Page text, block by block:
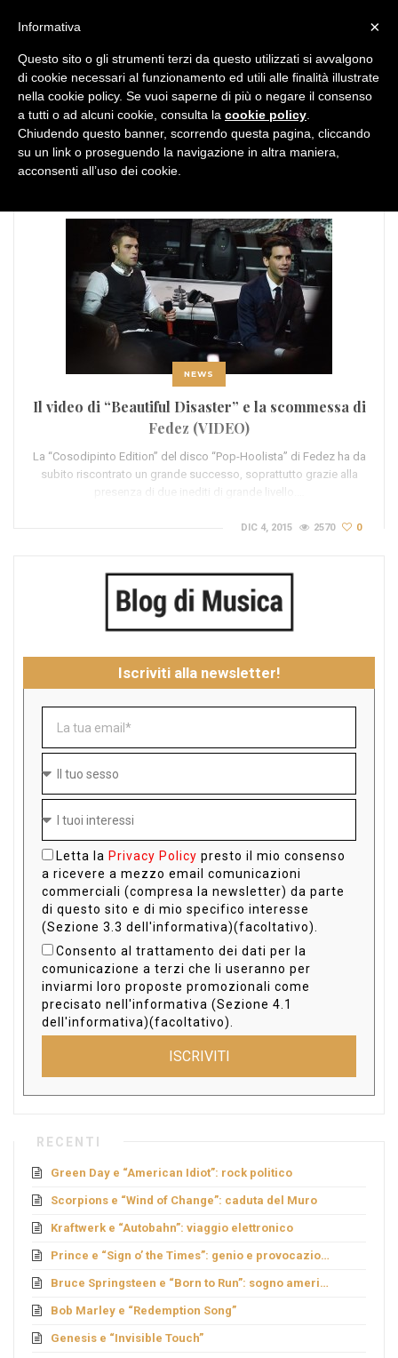
TAG: scommessa
NEWS
Il video di “Beautiful Disaster” e la scommessa di
Fedez (VIDEO)
La “Cosodipinto Edition” del disco “Pop-Hoolista” di Fedez ha da
subito riscontrato un grande successo, soprattutto grazie alla
presenza di due inediti di grande livello.…
DIC 4, 2015 2570 0
Iscriviti alla newsletter!
Letta la Privacy Policy presto il mio consenso
a ricevere a mezzo email comunicazioni
commerciali (compresa la newsletter) da parte
di questo sito e di mio specifico interesse
(Sezione 3.3 dell'informativa)(facoltativo).
Consento al trattamento dei dati per la
comunicazione a terzi che li useranno per
inviarmi loro proposte promozionali come
precisato nell'informativa (Sezione 4.1
dell'informativa)(facoltativo).
ISCRIVITI
RECENTI
Green Day e “American Idiot”: rock politico
Scorpions e “Wind of Change”: caduta del Muro
Kraftwerk e “Autobahn”: viaggio elettronico
Prince e “Sign o’ the Times”: genio e provocazione
Bruce Springsteen e “Born to Run”: sogno americano
Bob Marley e “Redemption Song”
Genesis e “Invisible Touch”
×
Informativa
Questo sito o gli strumenti terzi da questo utilizzati si avvalgono
di cookie necessari al funzionamento ed utili alle finalità illustrate
nella cookie policy. Se vuoi saperne di più o negare il consenso
a tutti o ad alcuni cookie, consulta la cookie policy
Chiudendo questo banner, scorrendo questa pagina, cliccando
su un link o proseguendo la navigazione in altra maniera,
acconsenti all’uso dei cookie.